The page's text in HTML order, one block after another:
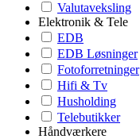
Valutaveksling
Elektronik & Tele
EDB
EDB Løsninger
Fotoforretninger
Hifi & Tv
Husholding
Telebutikker
Håndværkere